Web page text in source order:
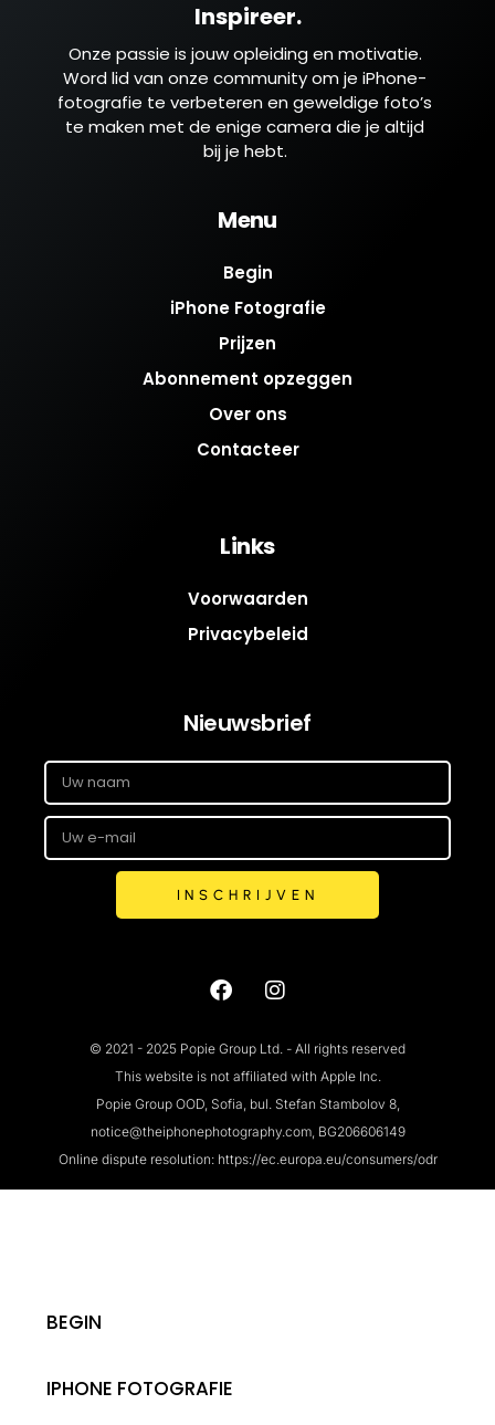
Inspireer.
Onze passie is jouw opleiding en motivatie.
Word lid van onze community om je iPhone-
fotografie te verbeteren en geweldige foto’s
te maken met de enige camera die je altijd
bij je hebt.
Menu
Begin
iPhone Fotografie
Prijzen
Abonnement opzeggen
Over ons
Contacteer
Links
Voorwaarden
Privacybeleid
Nieuwsbrief
INSCHRIJVEN
© 2021 - 2025 Popie Group Ltd. - All rights reserved
This website is not affiliated with Apple Inc.
Popie Group OOD, Sofia, bul. Stefan Stambolov 8,
notice@theiphonephotography.com, BG206606149
Online dispute resolution: https://ec.europa.eu/consumers/odr
BEGIN
IPHONE FOTOGRAFIE